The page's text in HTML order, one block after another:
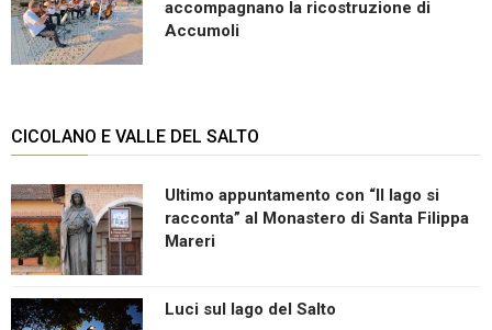
accompagnano la ricostruzione di
Accumoli
CICOLANO E VALLE DEL SALTO
Ultimo appuntamento con “Il lago si
racconta” al Monastero di Santa Filippa
Mareri
Luci sul lago del Salto